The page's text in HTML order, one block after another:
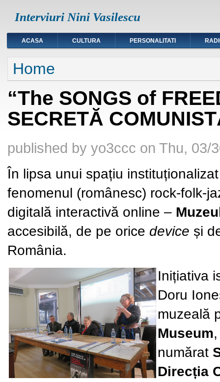
Interviuri Nini Vasilescu
ACASA CULTURA PERSONALITATI
You are here
Home
“The SONGS of
SECRETĂ
published by yo3ccc on Thu, 03/
În lipsa unui spațiu
fenomenul (românesc) rock-folk-
digitală interactivă online –
accesibilă, de pe orice device și
România.
Inițiativa
Doru
muzeală
Museum
numărat
Direcția